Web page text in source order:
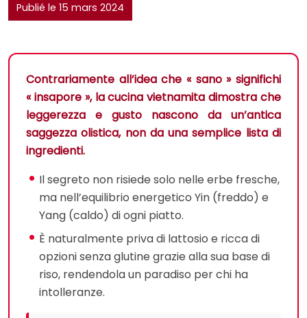
Publié le 15 mars 2024
Contrariamente all’idea che « sano » significhi
« insapore », la cucina vietnamita dimostra che
leggerezza e gusto nascono da un’antica
saggezza olistica, non da una semplice lista di
ingredienti.
Il segreto non risiede solo nelle erbe fresche,
ma nell’equilibrio energetico Yin (freddo) e
Yang (caldo) di ogni piatto.
È naturalmente priva di lattosio e ricca di
opzioni senza glutine grazie alla sua base di
riso, rendendola un paradiso per chi ha
intolleranze.